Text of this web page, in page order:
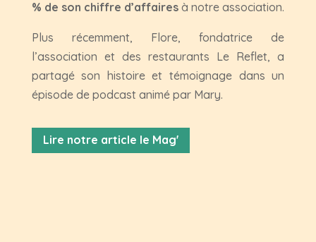
% de son chiffre d’affairesà notre association.
Plus récemment, Flore, fondatrice de
l’association et des restaurants Le Reflet, a
partagé son histoire et témoignage dans un
épisode de podcast animé par Mary.
Lire notre article le Mag'